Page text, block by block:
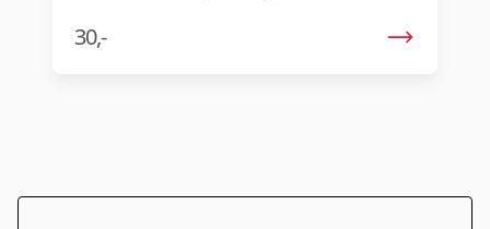
wordt geoptimaliseerd. Het is bewezen dat ze
je kracht vergroten en blessures
30,-